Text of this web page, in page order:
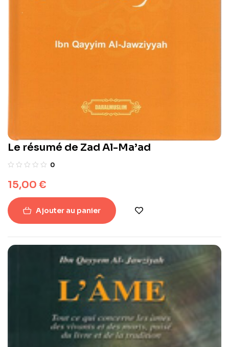
Le résumé de Zad Al-Ma’ad
0
15,00 €
Ajouter au panier